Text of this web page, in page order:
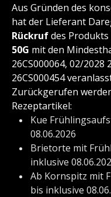
Aus Gründen des
hat der Lieferant
Rückrufdes Produkts
50G mit den
26CS000064, 02/2028
26CS000454
Zurückgerufen
Rezeptartikel:
Kue
08.06.2026
Brietorte mit
inklusive
Ab Kornspitz mit
bis inklusive